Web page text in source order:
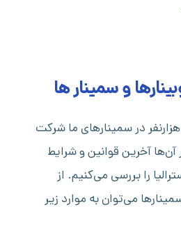
و سمینار ها
در سمینارهای ما شرکت
آخرین قوانین و شرایط
را بررسی می‌کنیم. از
می‌توان به موارد زیر